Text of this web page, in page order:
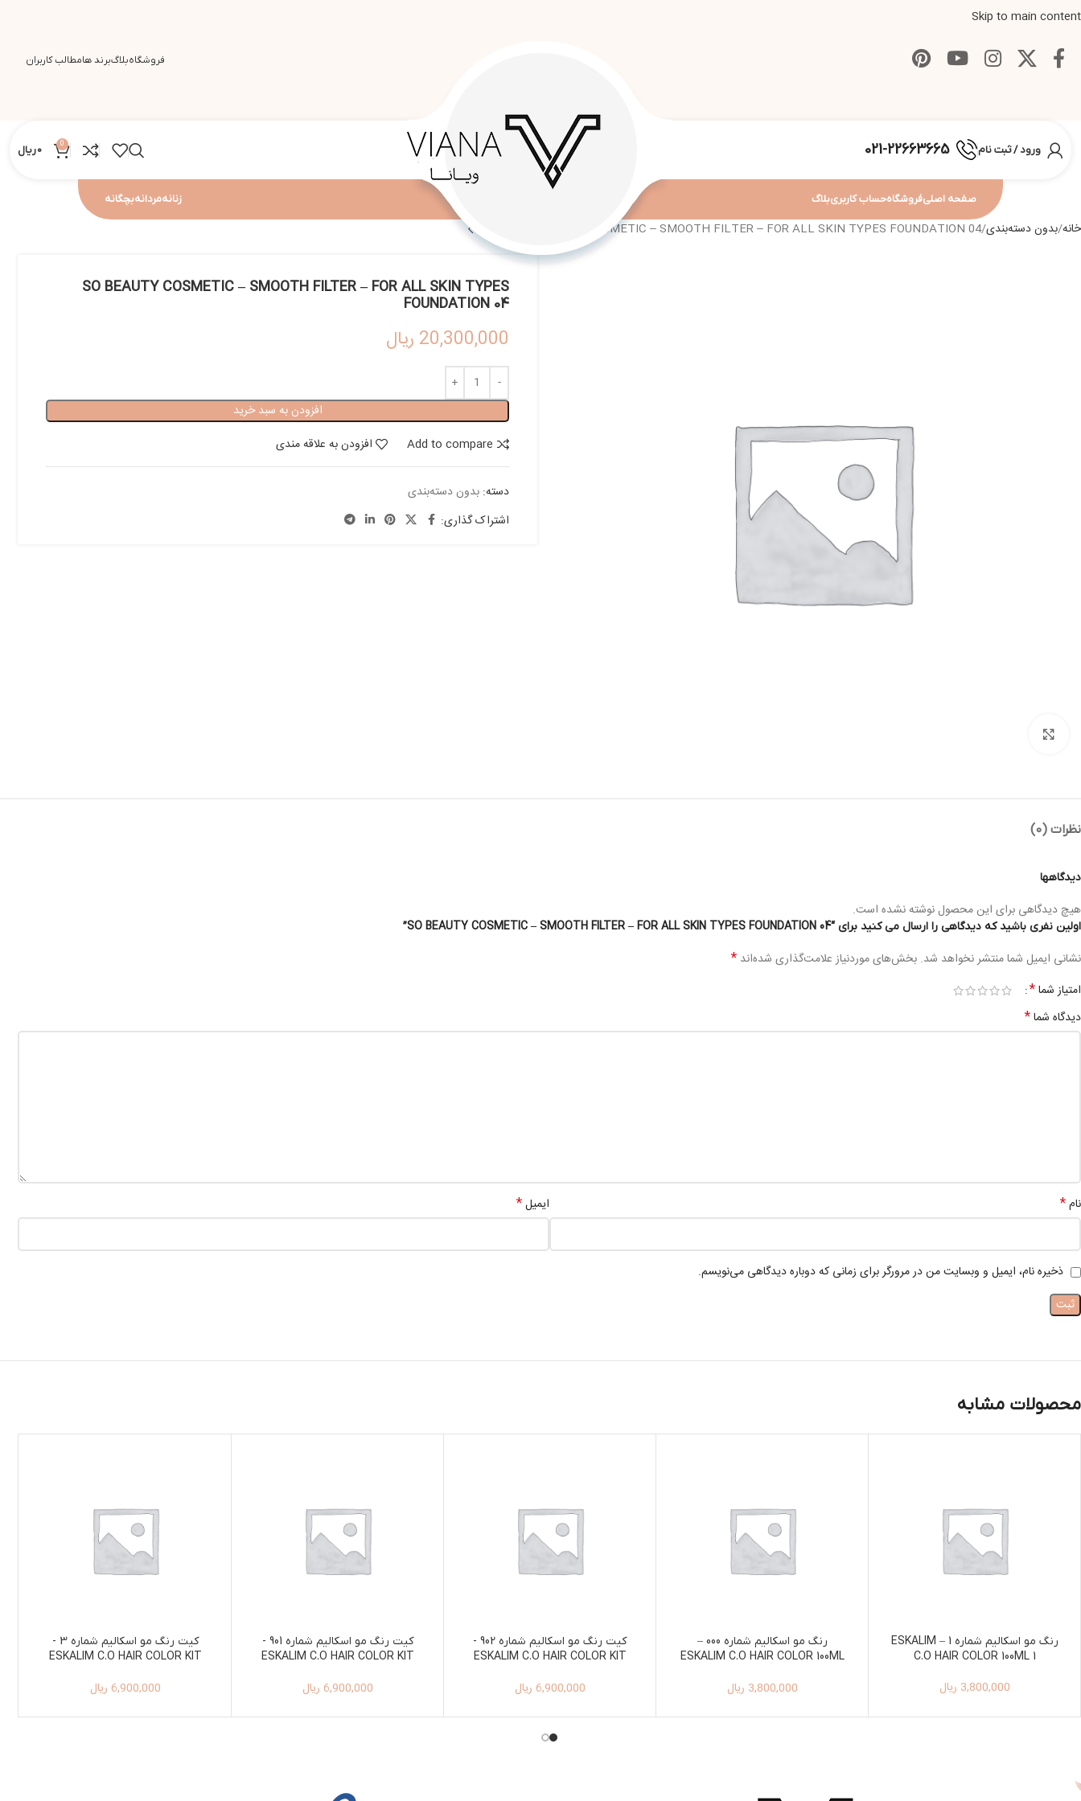
Skip to main content
فروشگاهبلاگبرند هامطالب کاربران
ورود / ثبت نام 021-22663665
0
0ریال
صفحه اصلیفروشگاهحساب کاربریبلاگ زنانهمردانهبچگانه
خانه بدون دسته‌بندی SO BEAUTY COSMETIC – SMOOTH FILTER – FOR ALL SKIN TYPES FOUNDATION 04
SO BEAUTY COSMETIC – SMOOTH FILTER – FOR ALL SKIN TYPES
FOUNDATION 04
20,300,000 ریال
افزودن به سبد خرید
Add to compare
افزودن به علاقه مندی
دسته: بدون دسته‌بندی
اشتراک گذاری:
نظرات (0)
دیدگاهها
هیچ دیدگاهی برای این محصول نوشته نشده است.
اولین نفری باشید که دیدگاهی را ارسال می کنید برای “SO BEAUTY COSMETIC – SMOOTH FILTER – FOR ALL SKIN TYPES FOUNDATION 04”
نشانی ایمیل شما منتشر نخواهد شد. بخش‌های موردنیاز علامت‌گذاری شده‌اند *
امتیاز شما*
دیدگاه شما*
نام* ایمیل*
ذخیره نام، ایمیل و وبسایت من در مرورگر برای زمانی که دوباره دیدگاهی می‌نویسم.
محصولات مشابه
رنگ مو اسکالیم شماره 1 – ESKALIM
C.O HAIR COLOR 100ML 1
3,800,000 ریال
رنگ مو اسکالیم شماره 000 –
ESKALIM C.O HAIR COLOR 100ML
3,800,000 ریال
کیت رنگ مو اسکالیم شماره 902 -
ESKALIM C.O HAIR COLOR KIT
6,900,000 ریال
کیت رنگ مو اسکالیم شماره 901 -
ESKALIM C.O HAIR COLOR KIT
6,900,000 ریال
کیت رنگ مو اسکالیم شماره 3 -
ESKALIM C.O HAIR COLOR KIT
6,900,000 ریال